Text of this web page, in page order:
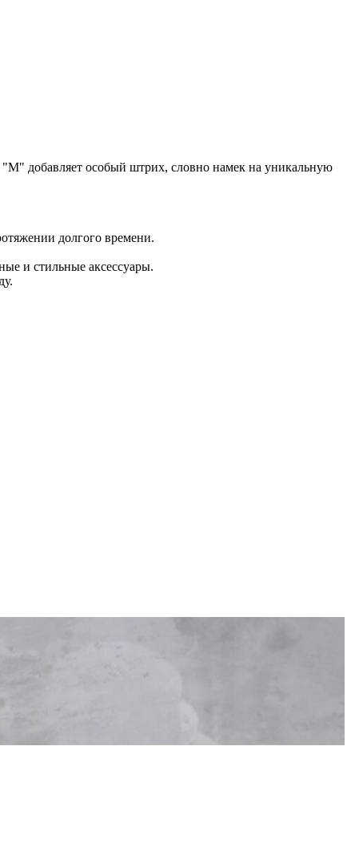
"М" добавляет особый штрих, словно намек на уникальную
долгого времени.
и стильные аксессуары.